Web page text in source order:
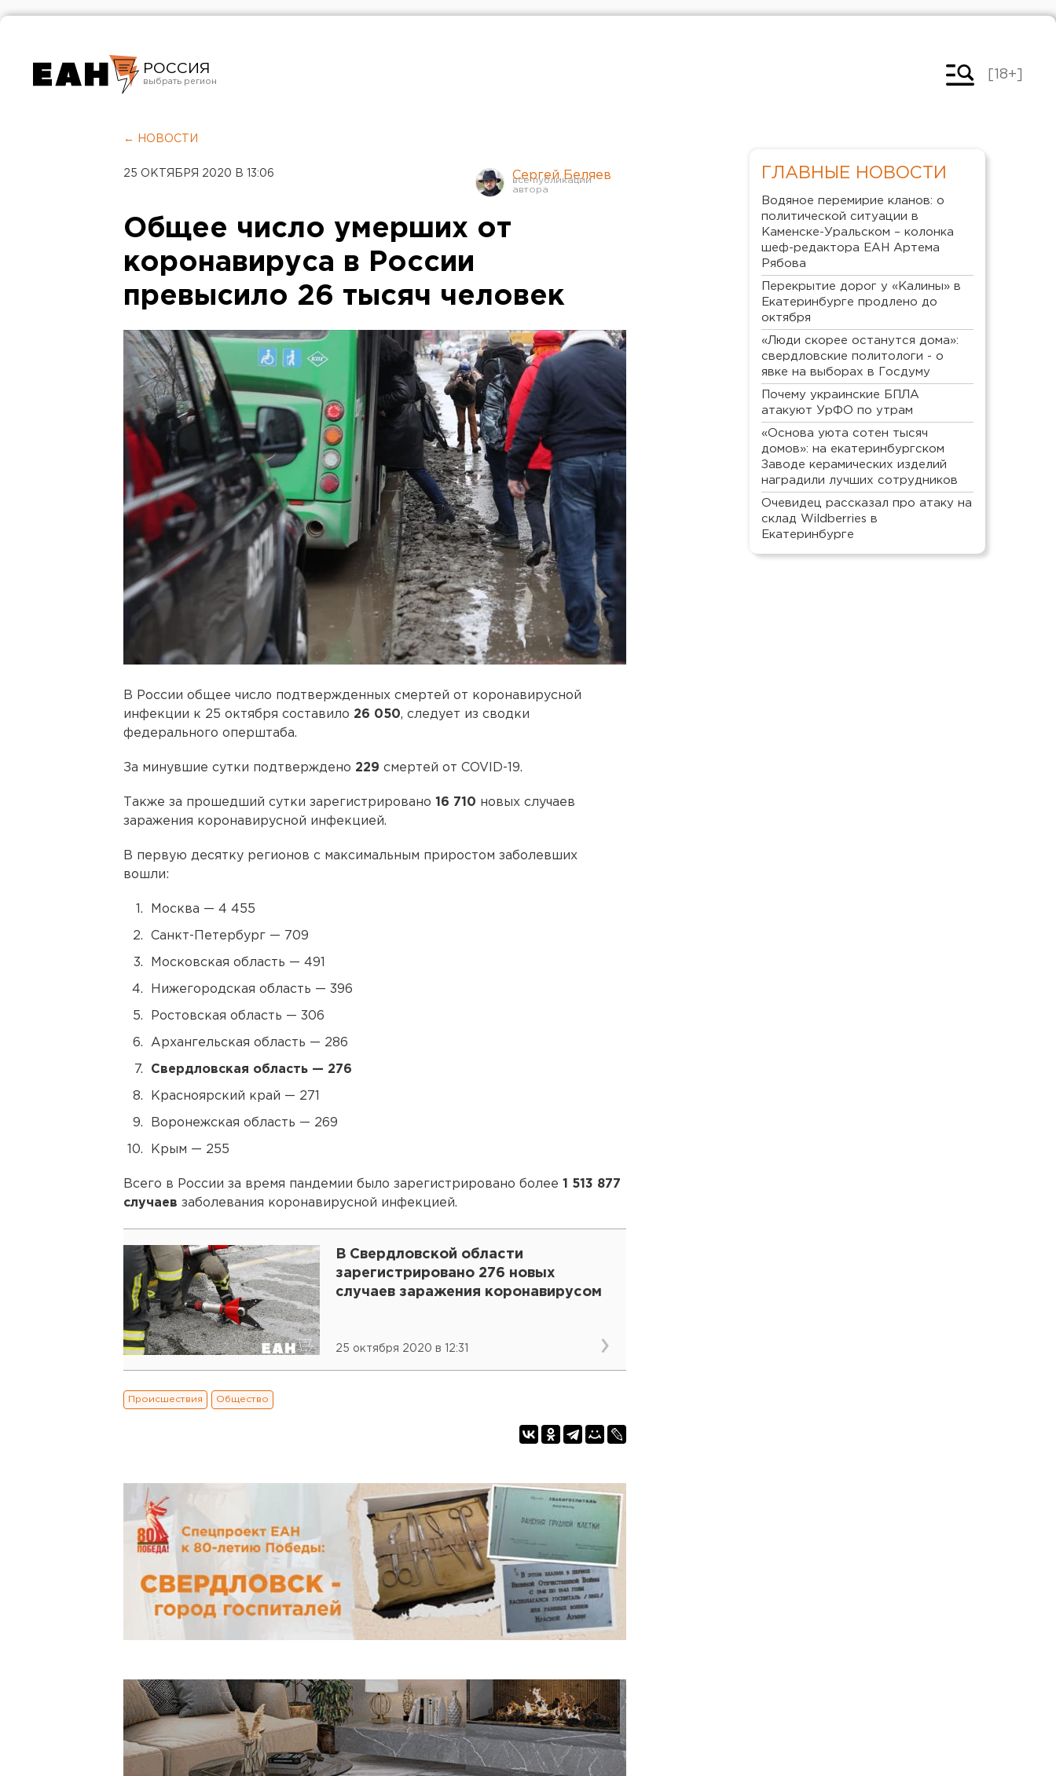
РОССИЯ
Челябинск
[18+]
← НОВОСТИ
25 ОКТЯБРЯ 2020 В 13:06 Сергей Беляев
Общее число умерших от
коронавируса в России
превысило 26 тысяч человек
В России общее число подтвержденных смертей от коронавирусной
инфекции к 25 октября составило 26 050, следует из сводки
федерального оперштаба.
За минувшие сутки подтверждено 229 смертей от COVID-19.
Также за прошедший сутки зарегистрировано 16 710 новых случаев
заражения коронавирусной инфекцией.
В первую десятку регионов с максимальным приростом заболевших
вошли:
Москва — 4 455
Санкт-Петербург — 709
Московская область — 491
Нижегородская область — 396
Ростовская область — 306
Архангельская область — 286
Свердловская область — 276
Красноярский край — 271
Воронежская область — 269
Крым — 255
Всего в России за время пандемии было зарегистрировано более 1 513 877
случаев заболевания коронавирусной инфекцией.
В Свердловской области
зарегистрировано 276 новых
случаев заражения коронавирусом
25 октября 2020 в 12:31
Происшествия Общество
ГЛАВНЫЕ НОВОСТИ
Водяное перемирие кланов: о
политической ситуации в
Каменске-Уральском – колонка
шеф-редактора ЕАН Артема
Рябова
Перекрытие дорог у «Калины» в
Екатеринбурге продлено до
октября
«Люди скорее останутся дома»:
свердловские политологи - о
явке на выборах в Госдуму
Почему украинские БПЛА
атакуют УрФО по утрам
«Основа уюта сотен тысяч
домов»: на екатеринбургском
Заводе керамических изделий
наградили лучших сотрудников
Очевидец рассказал про атаку на
склад Wildberries в
Екатеринбурге